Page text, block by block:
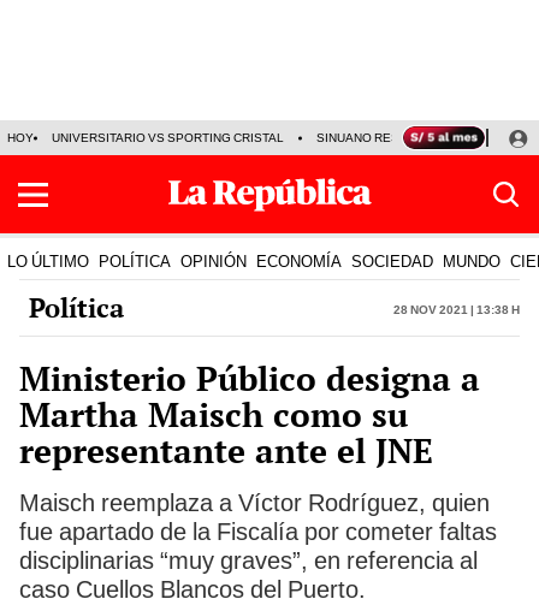
HOY UNIVERSITARIO VS SPORTING CRISTAL SINUANO RESULTADOS HOY
LO ÚLTIMO POLÍTICA OPINIÓN ECONOMÍA SOCIEDAD MUNDO
Política 28 Nov 2021 | 13:38 h
Ministerio Público designa a
Martha Maisch como su
representante ante el JNE
Maisch reemplaza a Víctor Rodríguez, quien
fue apartado de la Fiscalía por cometer faltas
disciplinarias “muy graves”, en referencia al
caso Cuellos Blancos del Puerto.